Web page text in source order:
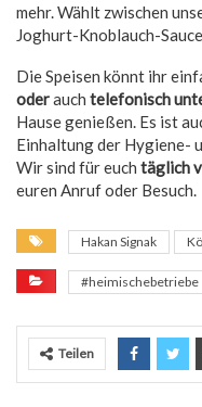
mehr. Wählt zwischen
Joghurt-Knoblauch-
Die Speisen könnt ihr
oderauch telefonisch
Hause genießen. Es ist
Einhaltung der Hygiene-
Wir sind für euch täglich
euren Anruf oder Besuch.
Hakan Signak
#heimischebetriebe
Teilen